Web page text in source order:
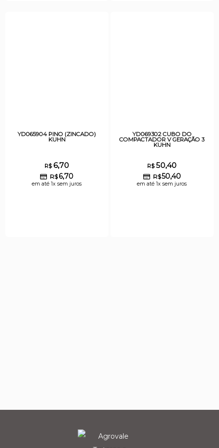
YD065904 PINO (ZINCADO)
KUHN
R$6,70
R$6,70
em até 1x sem juros
YD069302 CUBO DO
COMPACTADOR V GERAÇÃO 3
KUHN
R$50,40
R$50,40
em até 1x sem juros